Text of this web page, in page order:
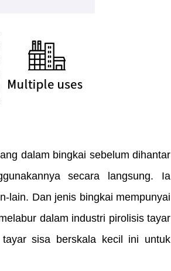
dalam bingkai sebelum dihantar
secara langsung. Ia
lain. Dan jenis bingkai mempunyai
dalam industri pirolisis tayar
sisa berskala kecil ini untuk